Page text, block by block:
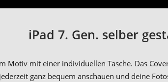
iPad 7. Gen. selber
Motiv mit einer individuellen Tasche. Das
ganz bequem anschauen und deine